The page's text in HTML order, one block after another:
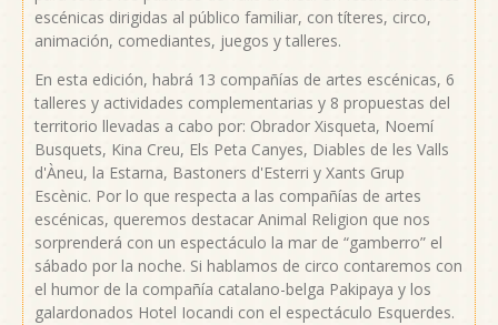
escénicas dirigidas al público familiar, con títeres, circo,
animación, comediantes, juegos y talleres.
En esta edición, habrá 13 compañías de artes escénicas, 6
talleres y actividades complementarias y 8 propuestas del
territorio llevadas a cabo por: Obrador Xisqueta, Noemí
Busquets, Kina Creu, Els Peta Canyes, Diables de les Valls
d'Àneu, la Estarna, Bastoners d'Esterri y Xants Grup
Escènic. Por lo que respecta a las compañías de artes
escénicas, queremos destacar Animal Religion que nos
sorprenderá con un espectáculo la mar de “gamberro” el
sábado por la noche. Si hablamos de circo contaremos con
el humor de la compañía catalano-belga Pakipaya y los
galardonados Hotel Iocandi con el espectáculo Esquerdes.